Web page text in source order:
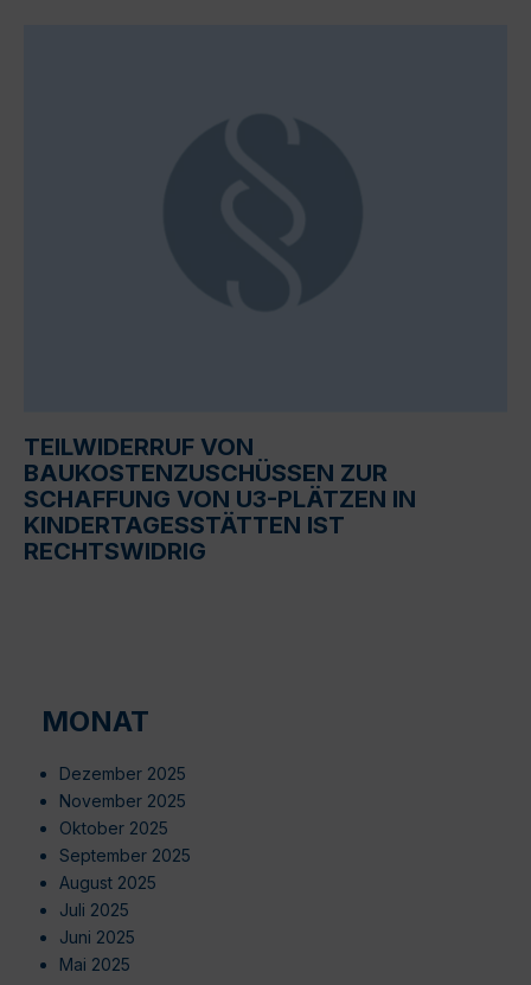
TEILWIDERRUF VON
BAUKOSTENZUSCHÜSSEN ZUR
SCHAFFUNG VON U3-PLÄTZEN IN
KINDERTAGESSTÄTTEN IST
RECHTSWIDRIG
MONAT
Dezember 2025
November 2025
Oktober 2025
September 2025
August 2025
Juli 2025
Juni 2025
Mai 2025